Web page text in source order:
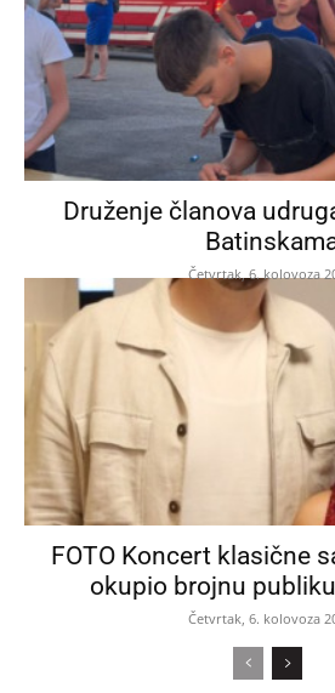
Druženje članova
Četvrtak, 6. kolovoza
FOTO Koncert klasične
okupio brojnu
Četvrtak, 6. kolovoza